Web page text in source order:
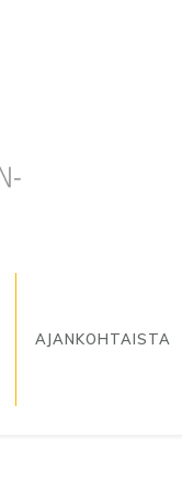
AJANKOHTAISTA